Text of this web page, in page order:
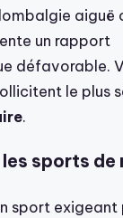
aiguë
un rapport
défavorable.
le plus
.
les sports
sport exigeant